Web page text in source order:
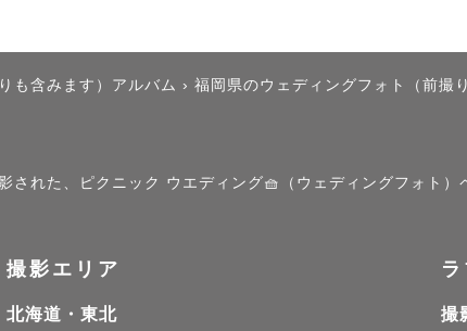
も含みます）アルバム › 福岡県のウェディングフォト（前撮
れた、ピクニック ウエディング🧺（ウェディングフォト）
撮影エリア
北海道・東北
撮